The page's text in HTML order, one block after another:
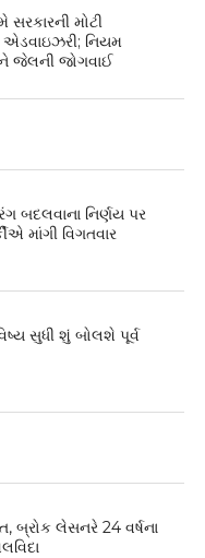
મોટી
એડવાઇઝરી; નિયમ
જેલની જોગવાઈ
બદલવાના નિર્ણય પર
માંગી વિગતવાર
સુધી શું બોલશે પૂર્વ
લેસનરે 24 વર્ષના